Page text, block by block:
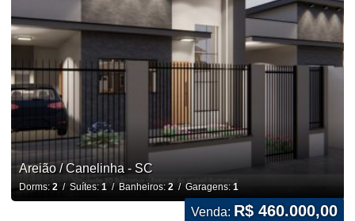
Areião / Canelinha - SC
Dorms: 2/ Suítes:1/ Banheiros:2/ Garagens:1
Venda: R$ 460.000,00